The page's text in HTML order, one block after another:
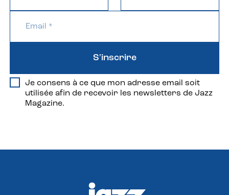
Je consens à ce que mon adresse email soit
utilisée afin de recevoir les newsletters de Jazz
Magazine.
S'inscrire